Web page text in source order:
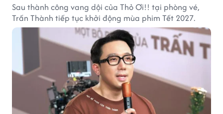
Sau thành công vang dội của Thỏ Ơi!! tại phòng vé,
Trấn Thành tiếp tục khởi động mùa phim Tết 2027.